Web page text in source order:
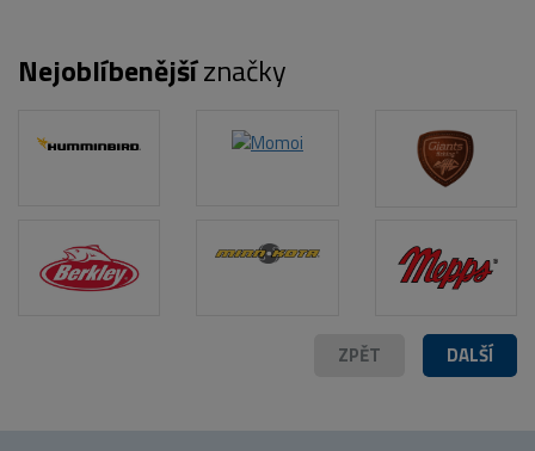
Nejoblíbenějšíznačky
DALŠÍ
ZPĚT